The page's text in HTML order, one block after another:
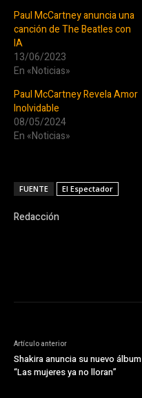
Paul McCartney anuncia una
canción de The Beatles con
IA
13/06/2023
En «Noticias»
Paul McCartney Revela Amor
Inolvidable
08/05/2024
En «Noticias»
FUENTE El Espectador
Redacción
Artículo anterior
Shakira anuncia su nuevo álbum
“Las mujeres ya no lloran”